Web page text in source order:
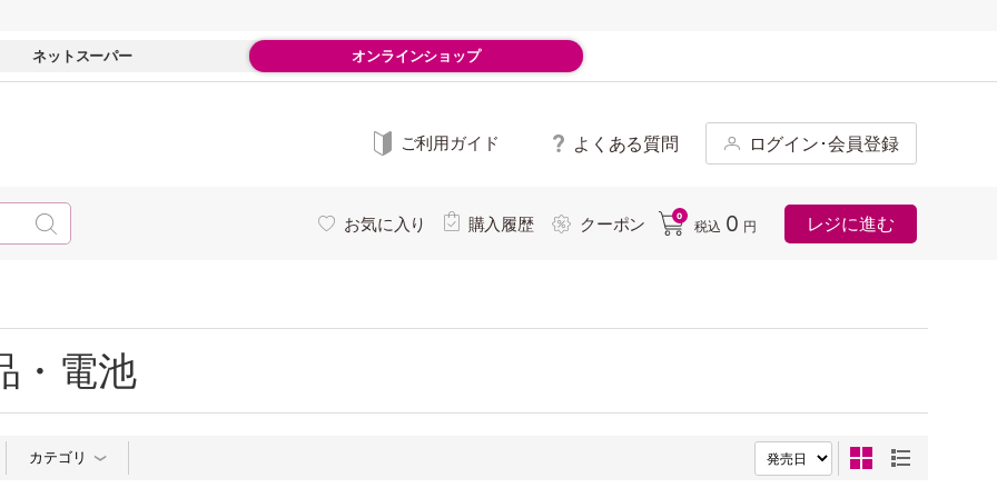
ネットスーパー オンラインショップ
ご利用ガイド よくある質問 ログイン･会員登録
お気に入り 購入履歴 クーポン 0
税込 0 円 レジに進む
・電池
カテゴリ